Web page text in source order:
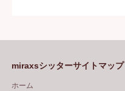
miraxsシッターサイトマップ
ホーム